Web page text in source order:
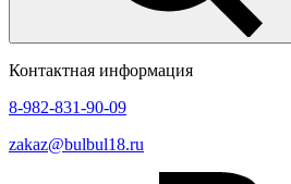
Контактная информация
8-982-831-90-09
zakaz@bulbul18.ru